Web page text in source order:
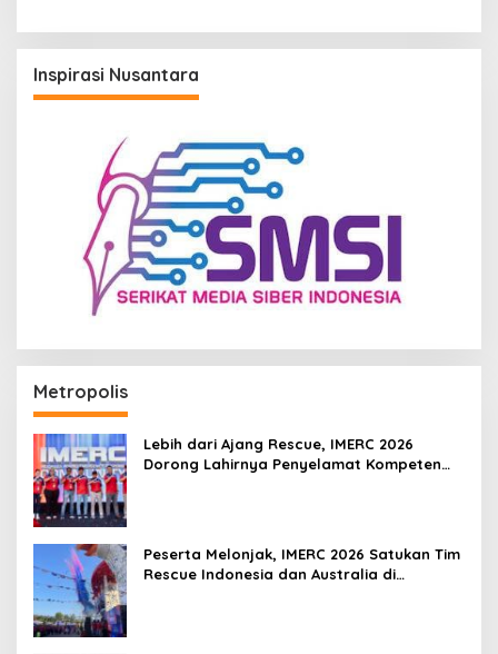
Inspirasi Nusantara
Metropolis
Lebih dari Ajang Rescue, IMERC 2026
Dorong Lahirnya Penyelamat Kompeten
Peserta Melonjak, IMERC 2026 Satukan Tim
Rescue Indonesia dan Australia di